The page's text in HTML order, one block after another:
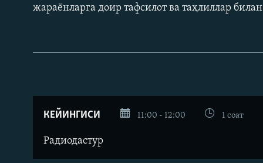
жараëнларга доир тафсилот ва таҳлиллар
КЕЙИНГИСИ 11:00 - 12:00 1 соат
Радиодастур